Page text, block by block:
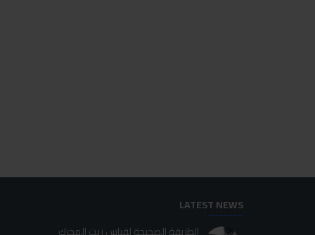
LATEST NEWS
الطريقة الصحيحة لقياس زيت المحرك